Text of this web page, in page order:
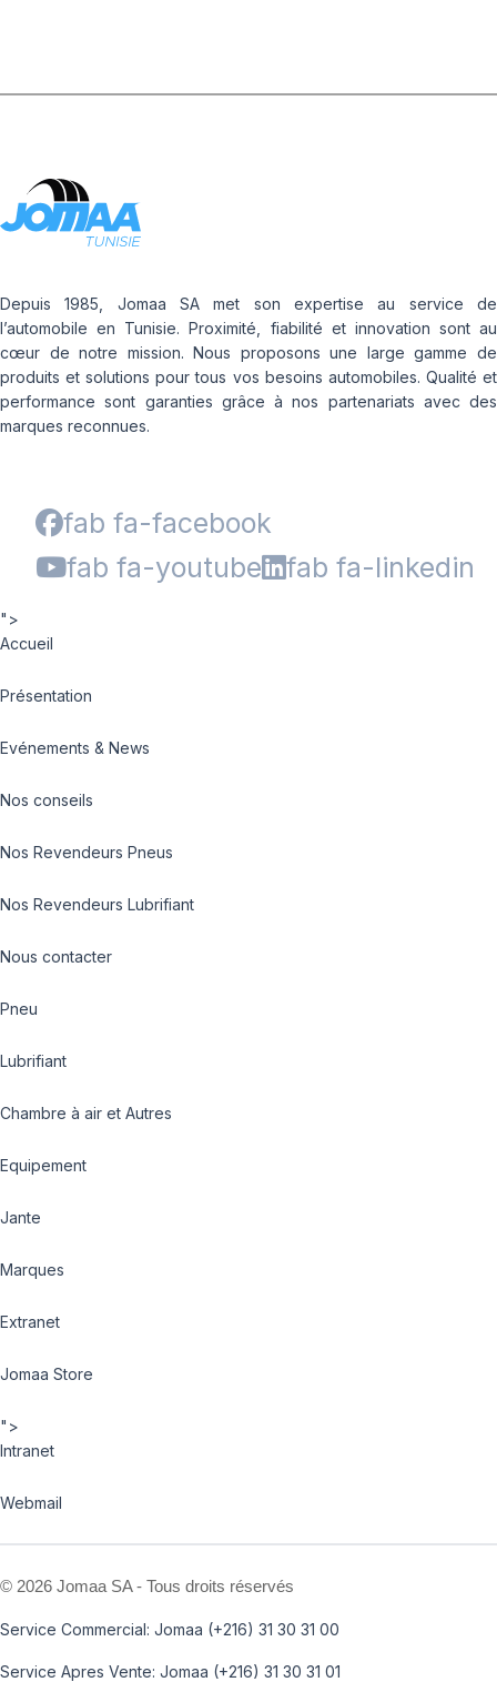
Depuis 1985, Jomaa SA met son expertise au service de
l’automobile en Tunisie. Proximité, fiabilité et innovation sont au
cœur de notre mission. Nous proposons une large gamme de
produits et solutions pour tous vos besoins automobiles. Qualité et
performance sont garanties grâce à nos partenariats avec des
marques reconnues.
fab fa-facebook
fab fa-youtube
fab fa-linkedin
">
Accueil
Présentation
Evénements & News
Nos conseils
Nos Revendeurs Pneus
Nos Revendeurs Lubrifiant
Nous contacter
Pneu
Lubrifiant
Chambre à air et Autres
Equipement
Jante
Marques
Extranet
Jomaa Store
">
Intranet
Webmail
© 2026 Jomaa SA - Tous droits réservés
Service Commercial: Jomaa (+216) 31 30 31 00
Service Apres Vente: Jomaa (+216) 31 30 31 01